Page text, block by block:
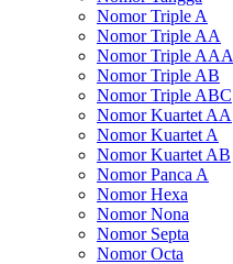
Nomor Triple A
Nomor Triple AA
Nomor Triple AAA
Nomor Triple AB
Nomor Triple ABC
Nomor Kuartet AA
Nomor Kuartet A
Nomor Kuartet AB
Nomor Panca A
Nomor Hexa
Nomor Nona
Nomor Septa
Nomor Octa